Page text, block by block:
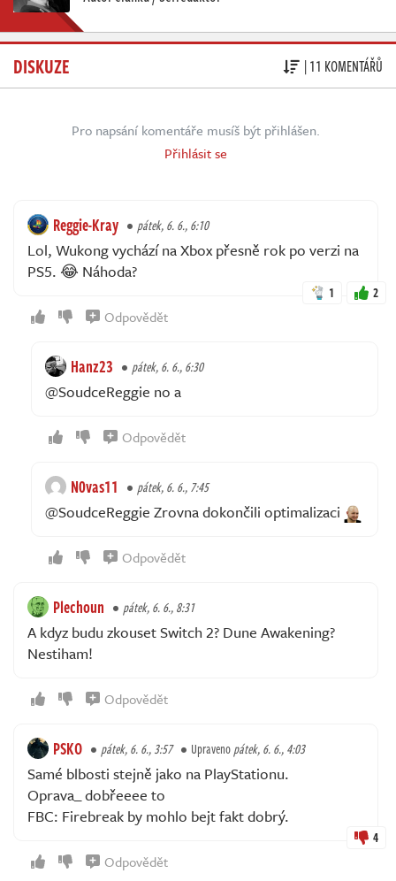
DISKUZE | 11 KOMENTÁŘŮ
Pro napsání komentáře musíš být přihlášen.
Přihlásit se
Reggie-Kray pátek, 6. 6., 6:10
Lol, Wukong vychází na Xbox přesně rok po verzi na
PS5. 😂 Náhoda?
1 2
Odpovědět
Hanz23 pátek, 6. 6., 6:30
@SoudceReggie no a
Odpovědět
N0vas11 pátek, 6. 6., 7:45
@SoudceReggie Zrovna dokončili optimalizaci
Odpovědět
Plechoun pátek, 6. 6., 8:31
A kdyz budu zkouset Switch 2? Dune Awakening?
Nestiham!
Odpovědět
PSKO pátek, 6. 6., 3:57 Upravenopátek, 6. 6., 4:03
Samé blbosti stejně jako na PlayStationu.
Oprava_ dobřeeee to
FBC: Firebreak by mohlo bejt fakt dobrý.
4
Odpovědět